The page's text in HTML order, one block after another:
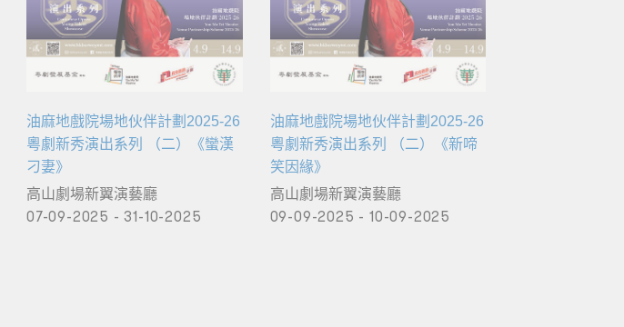
油麻地戲院場地伙伴計劃2025-26
粵劇新秀演出系列 （二）《蠻漢
刁妻》
高山劇場新翼演藝廳
07-09-2025 - 31-10-2025
油麻地戲院場地伙伴計劃2025-26
粵劇新秀演出系列 （二）《新啼
笑因緣》
高山劇場新翼演藝廳
09-09-2025 - 10-09-2025